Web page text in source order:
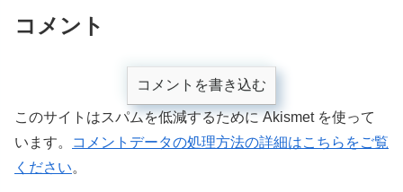
コメント
コメントを書き込む
このサイトはスパムを低減するために Akismet を使って
います。
コメントデータの処理方法の詳細はこちらをご覧
ください。